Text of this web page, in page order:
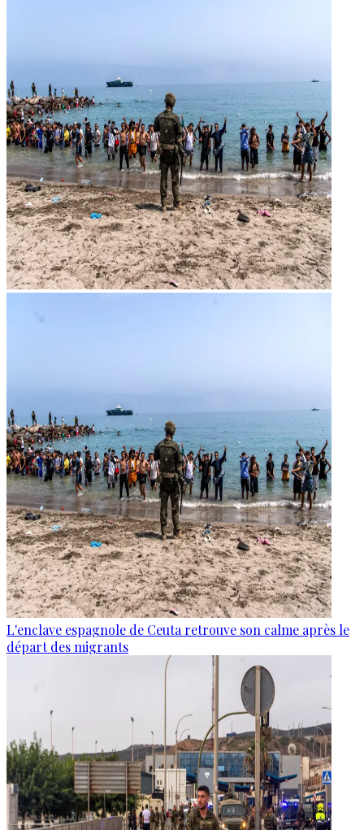
L'enclave espagnole de Ceuta retrouve son calme après le
départ des migrants